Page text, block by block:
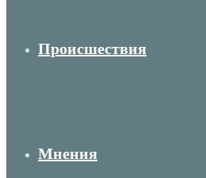
Происшествия
Мнения